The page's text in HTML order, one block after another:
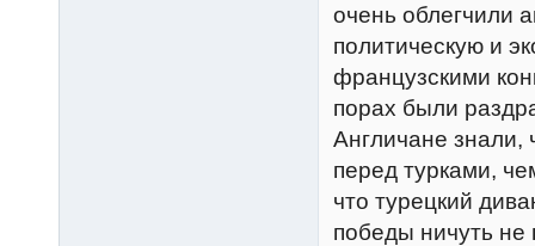
очень облегчили
политическую и
французскими
порах были
Англичане знали,
перед турками,
что турецкий
победы ничуть не